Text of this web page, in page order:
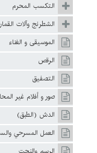
التکسب المحرم
الشطرنج وآلات القمار
الموسيقى و الغناء
الرقص
التصفيق
صور و أفلام غير
الدش (الطبق)
العمل المسرحي